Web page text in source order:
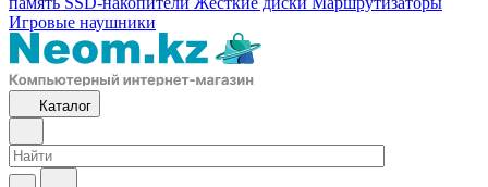
Игровые наушники
Каталог